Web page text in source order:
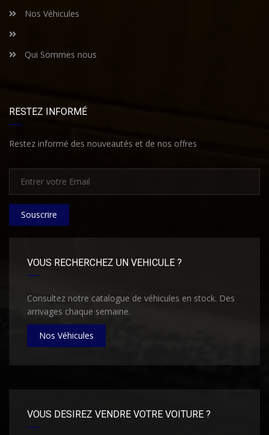
Nos Véhicules
Qui Sommes nous
RESTEZ INFORMÉ
Restez informé des nouveautés et de nos offres
Souscrire
VOUS RECHERCHEZ UN VEHICULE ?
Consultez notre catalogue de véhicules en stock. Des
arrivages chaque semaine.
Nos Véhicules
VOUS DESIREZ VENDRE VOTRE VOITURE ?